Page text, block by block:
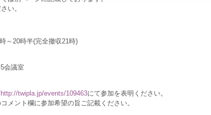
い。
～20時半(完全撤収21時)
会議室
http://twipla.jp/events/109463にて参加を表明ください。
メント欄に参加希望の旨ご記載ください。